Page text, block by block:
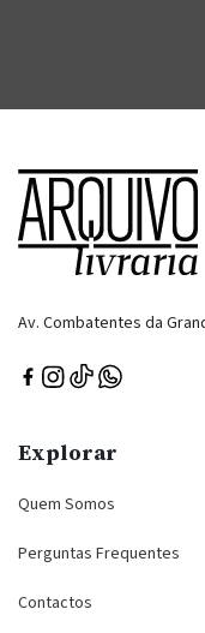
Av. Combatentes da
Explorar
Quem Somos
Perguntas Frequentes
Contactos